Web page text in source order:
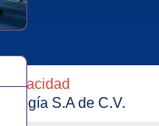
S.A de C.V.